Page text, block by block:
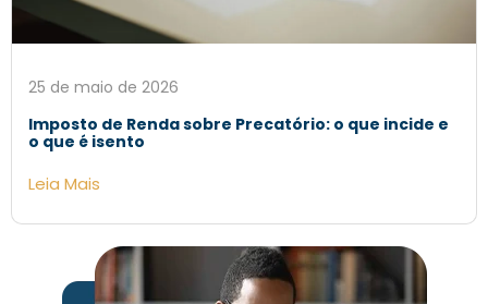
25 de maio de 2026
Imposto de Renda sobre Precatório: o que incide e
o que é isento
Leia Mais